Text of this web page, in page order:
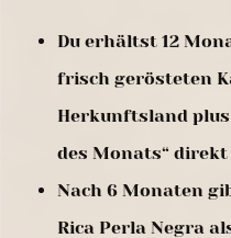
Du erhältst 12
frisch gerösteten
Herkunftsland plus
des Monats“
Nach 6 Monaten
Rica Perla Negra